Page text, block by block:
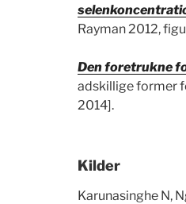
Rayman 2012,
Den foretrukne
adskillige former
2014].
Kilder
Karunasinghe N,